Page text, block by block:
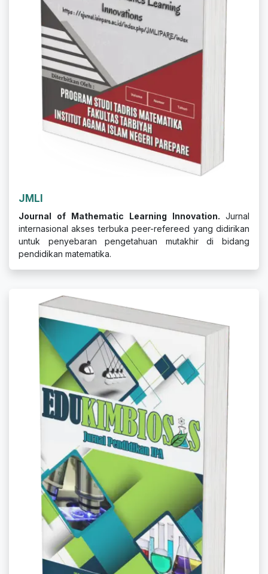
JMLI
Journal of Mathematic Learning Innovation. Jurnal
internasional akses terbuka peer-refereed yang didirikan
untuk penyebaran pengetahuan mutakhir di bidang
pendidikan matematika.